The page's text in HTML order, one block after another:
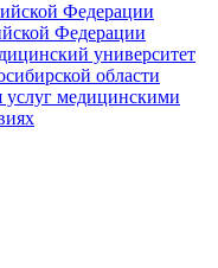
Федерации
Федерации
университет
области
услуг медицинскими